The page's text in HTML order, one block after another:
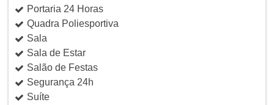
Portaria 24 Horas
Quadra Poliesportiva
Sala
Sala de Estar
Salão de Festas
Segurança 24h
Suíte